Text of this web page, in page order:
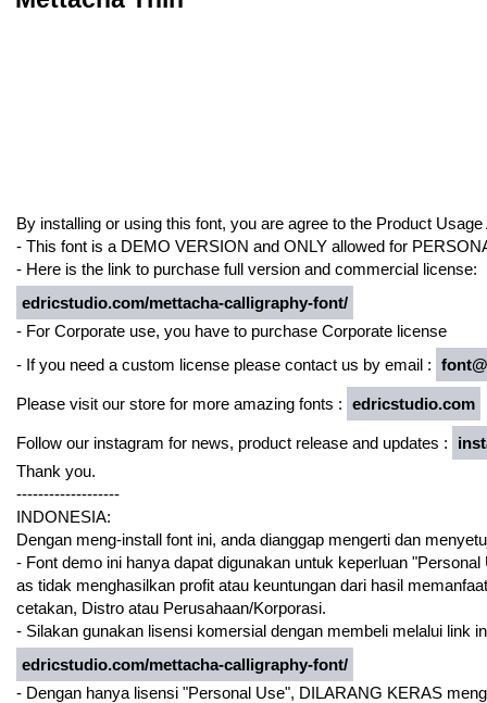
By installing or using this font, you are agree to the Product
- This font is a DEMO VERSION and ONLY allowed for
- Here is the link to purchase full version and commercial license:
edricstudio.com/mettacha-calligraphy-font/
- For Corporate use, you have to purchase Corporate license
- If you need a custom license please contact us by email :
Please visit our store for more amazing fonts : edricstudio.com
Follow our instagram for news, product release and updates :
Thank you.
-------------------
INDONESIA:
Dengan meng-install font ini, anda dianggap mengerti dan
- Font demo ini hanya dapat digunakan untuk keperluan
as tidak menghasilkan profit atau keuntungan dari hasil
cetakan, Distro atau Perusahaan/Korporasi.
- Silakan gunakan lisensi komersial dengan membeli melalui link
edricstudio.com/mettacha-calligraphy-font/
- Dengan hanya lisensi "Personal Use", DILARANG KERAS